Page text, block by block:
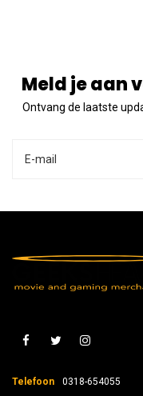
Meld je aan
Ontvang de laatste
Telefoon
0318-654055